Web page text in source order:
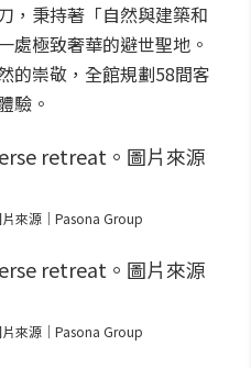
，秉持著「自然與建築和
處極致奢華的避世聖地。
的崇敬，全館規劃58間客
驗。
片來源｜Pasona Group
片來源｜Pasona Group